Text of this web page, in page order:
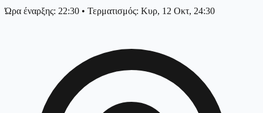
Ώρα έναρξης: 22:30 • Τερματισμός: Κυρ, 12 Οκτ, 24:30